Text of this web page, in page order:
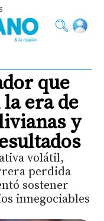
que
era de
y
volátil,
perdida
sostener
innegociables